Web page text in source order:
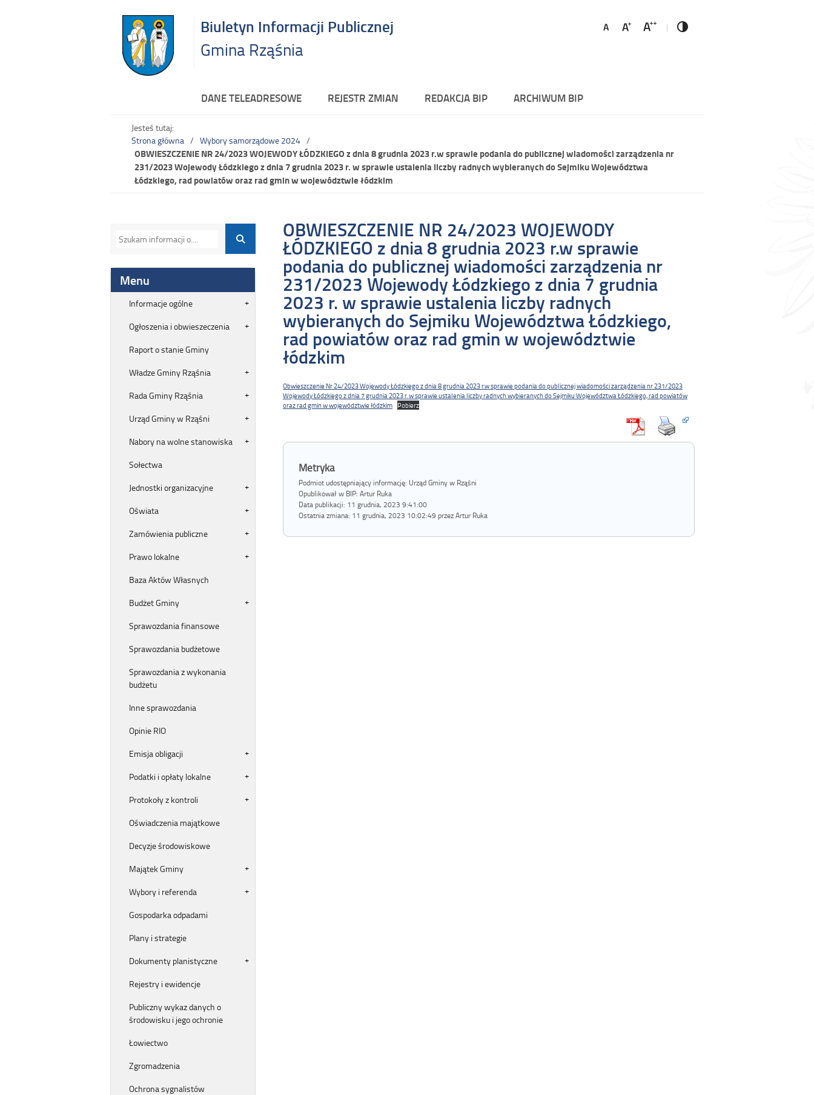
Biuletyn Informacji Publicznej
Gmina Rząśnia
DANE TELEADRESOWE REJESTR ZMIAN REDAKCJA BIP ARCHIWUM BIP
Jesteś tutaj:
Strona główna
Wybory samorządowe 2024
OBWIESZCZENIE NR 24/2023 WOJEWODY ŁÓDZKIEGO z dnia 8 grudnia 2023 r.w sprawie podania do publicznej wiadomości zarządzenia nr
231/2023 Wojewody Łódzkiego z dnia 7 grudnia 2023 r. w sprawie ustalenia liczby radnych wybieranych do Sejmiku Województwa
Łódzkiego, rad powiatów oraz rad gmin w województwie łódzkim
Menu
Informacje ogólne
Ogłoszenia i obwieszeczenia
Raport o stanie Gminy
Władze Gminy Rząśnia
Rada Gminy Rząśnia
Urząd Gminy w Rząśni
Nabory na wolne stanowiska
Sołectwa
Jednostki organizacyjne
Oświata
Zamówienia publiczne
Prawo lokalne
Baza Aktów Własnych
Budżet Gminy
Sprawozdania finansowe
Sprawozdania budżetowe
Sprawozdania z wykonania
budżetu
Inne sprawozdania
Opinie RIO
Emisja obligacji
Podatki i opłaty lokalne
Protokoły z kontroli
Oświadczenia majątkowe
Decyzje środowiskowe
Majątek Gminy
Wybory i referenda
Gospodarka odpadami
Plany i strategie
Dokumenty planistyczne
Rejestry i ewidencje
Publiczny wykaz danych o
środowisku i jego ochronie
Łowiectwo
Zgromadzenia
Ochrona sygnalistów
OBWIESZCZENIE NR 24/2023 WOJEWODY
ŁÓDZKIEGO z dnia 8 grudnia 2023 r.w sprawie
podania do publicznej wiadomości zarządzenia nr
231/2023 Wojewody Łódzkiego z dnia 7 grudnia
2023 r. w sprawie ustalenia liczby radnych
wybieranych do Sejmiku Województwa Łódzkiego,
rad powiatów oraz rad gmin w województwie
łódzkim
Obwieszczenie Nr 24/2023 Wojewody Łódzkiego z dnia 8 grudnia 2023 r.w sprawie podania do publicznej wiadomości zarządzenia nr 231/2023
Wojewody Łódzkiego z dnia 7 grudnia 2023 r. w sprawie ustalenia liczby radnych wybieranych do Sejmiku Województwa Łódzkiego, rad powiatów
oraz rad gmin w województwie łódzkim Pobierz
Metryka
Podmiot udostępniający informację: Urząd Gminy w Rząśni
Opublikował w BIP: Artur Ruka
Data publikacji: 11 grudnia, 2023 9:41:00
Ostatnia zmiana: 11 grudnia, 2023 10:02:49 przez Artur Ruka